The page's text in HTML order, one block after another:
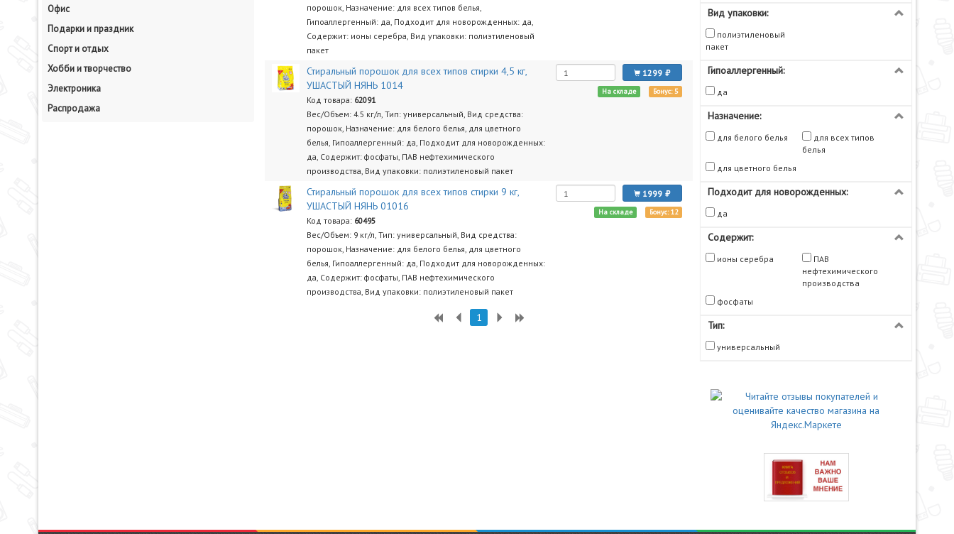
Офис
Подарки и праздник
Спорт и отдых
Хобби и творчество
Электроника
Распродажа
Вид упаковки:
полиэтиленовый
пакет
Гипоаллергенный:
да
Назначение:
для белого белья
для всех типов
белья
для цветного белья
Подходит для новорожденных:
да
Содержит:
ионы серебра
ПАВ
нефтехимического
производства
фосфаты
Тип:
универсальный
порошок, Назначение: для всех типов белья,
Гипоаллергенный: да, Подходит для новорожденных: да,
Содержит: ионы серебра, Вид упаковки: полиэтиленовый
пакет
Стиральный порошок для всех типов стирки 4,5 кг,
УШАСТЫЙ НЯНЬ 1014
Код товара: 62091
Вес/Объем: 4.5 кг/л, Тип: универсальный, Вид средства:
порошок, Назначение: для белого белья, для цветного
белья, Гипоаллергенный: да, Подходит для новорожденных:
да, Содержит: фосфаты, ПАВ нефтехимического
производства, Вид упаковки: полиэтиленовый пакет
1299
На складе Бонус: 5
Стиральный порошок для всех типов стирки 9 кг,
УШАСТЫЙ НЯНЬ 01016
Код товара: 60495
Вес/Объем: 9 кг/л, Тип: универсальный, Вид средства:
порошок, Назначение: для белого белья, для цветного
белья, Гипоаллергенный: да, Подходит для новорожденных:
да, Содержит: фосфаты, ПАВ нефтехимического
производства, Вид упаковки: полиэтиленовый пакет
1999
На складе Бонус: 12
1